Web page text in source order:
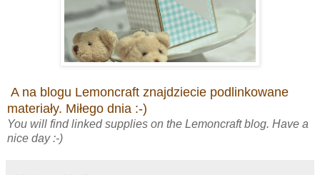
A na blogu Lemoncraft znajdziecie podlinkowane
materiały. Miłego dnia :-)
You will find linked supplies on the Lemoncraft blog. Have a
nice day :-)